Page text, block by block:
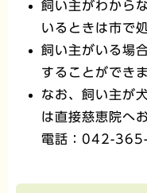
飼い主がわから
いるときは市で
飼い主がいる場
することができま
なお、飼い主が
は直接慈恵院へ
電話：042-